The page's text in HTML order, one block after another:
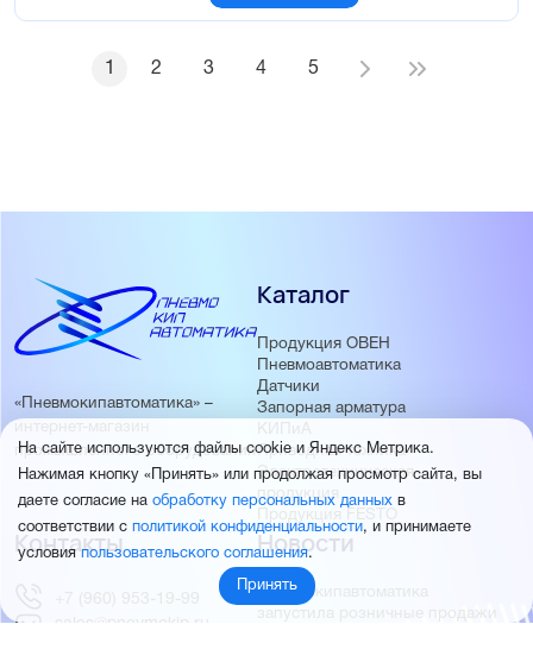
1 2 3 4 5
«Пневмокипавтоматика» –
интернет-магазин
промышленного оборудования
Каталог
Продукция ОВЕН
Пневмоавтоматика
Датчики
Запорная арматура
КИПиА
Приводная техника
Электротехническая
продукция
Продукция FESTO
Новости
Пневмокипавтоматика
запустила розничные продажи
Контакты
+7 (960) 953-19-99
sales@pnevmokip.ru
На сайте используются файлы cookie и Яндекс Метрика.
Нажимая кнопку «Принять» или продолжая просмотр сайта, вы
даете согласие на обработку персональных данных в
соответствии с политикой конфиденциальности, и принимаете
условияпользовательского соглашения.
Принять